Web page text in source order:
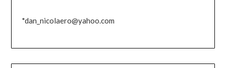
*dan_nicolaero@yahoo.com